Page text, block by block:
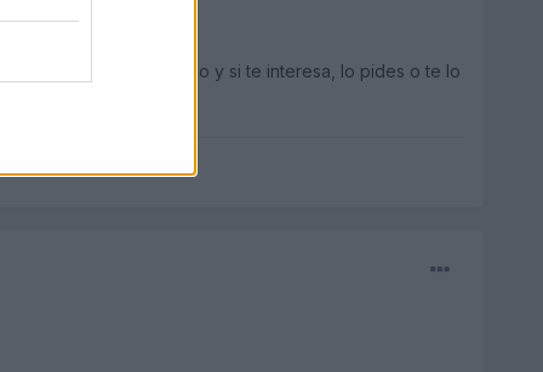
responda te digo algo y si te interesa, lo pides o te lo